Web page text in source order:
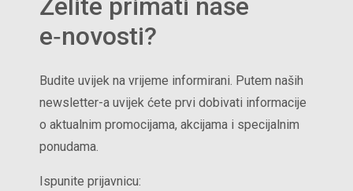
e‑novosti?
Budite uvijek na vrijeme informirani. Putem naših
newsletter-a uvijek ćete prvi dobivati informacije
o aktualnim promocijama, akcijama i specijalnim
ponudama.
Ispunite prijavnicu: